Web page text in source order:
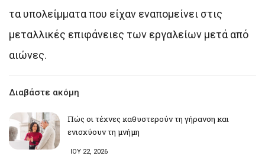
τα υπολείμματα που είχαν εναπομείνει στις
μεταλλικές επιφάνειες των εργαλείων μετά από
αιώνες.
Διαβάστε ακόμη
Πώς οι τέχνες καθυστερούν τη γήρανση και
ενισχύουν τη μνήμη
ΙΟΥ 22, 2026